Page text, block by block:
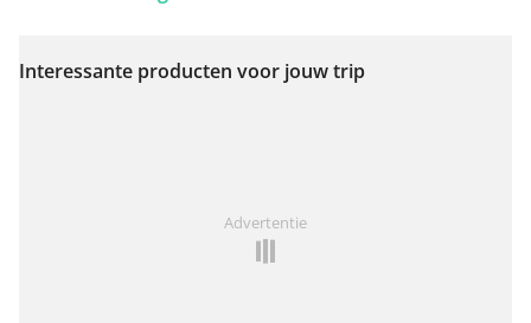
Bekijk op kaart
Interessante producten voor jouw trip
Advertentie